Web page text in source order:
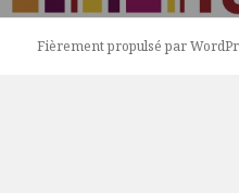
suivant :
Fièrement propulsé par